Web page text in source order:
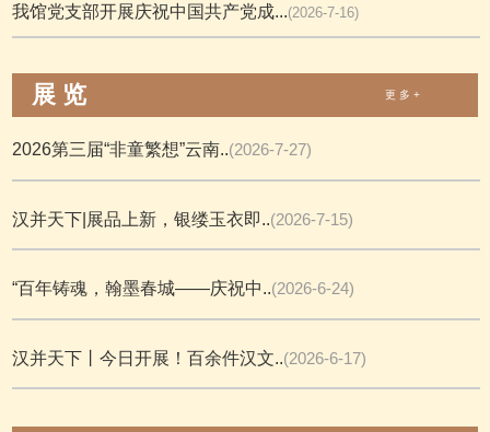
我馆党支部开展庆祝中国共产党成...(2026-7-16)
展 览 更 多 +
2026第三届“非童繁想”云南..(2026-7-27)
汉并天下|展品上新，银缕玉衣即..(2026-7-15)
“百年铸魂，翰墨春城——庆祝中..(2026-6-24)
汉并天下丨今日开展！百余件汉文..(2026-6-17)